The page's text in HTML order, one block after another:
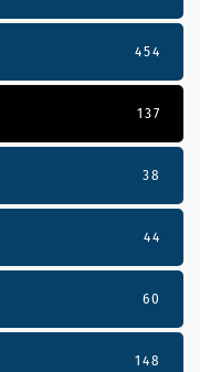
454
137
38
44
60
148